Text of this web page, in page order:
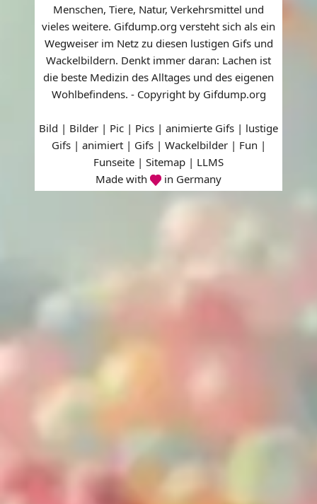
Menschen, Tiere, Natur, Verkehrsmittel und
vieles weitere. Gifdump.org versteht sich als ein
Wegweiser im Netz zu diesen lustigen Gifs und
Wackelbildern. Denkt immer daran: Lachen ist
die beste Medizin des Alltages und des eigenen
Wohlbefindens. - Copyright by Gifdump.org
Bild | Bilder | Pic | Pics | animierte Gifs | lustige
Gifs | animiert | Gifs | Wackelbilder | Fun |
Funseite | Sitemap | LLMS
Made with
in Germany